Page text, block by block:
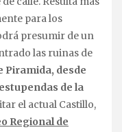
para los
presumir de un
las ruinas de
Piramida, desde
de la
el actual Castillo,
Regional de